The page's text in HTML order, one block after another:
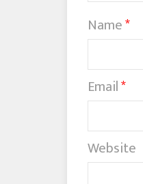
Name*
Email*
Website